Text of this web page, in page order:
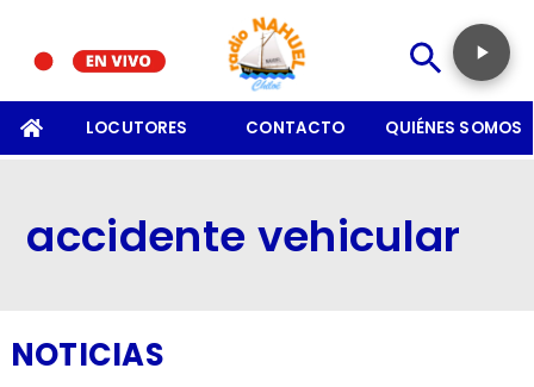
LOCUTORES CONTACTO QUIÉNES SOMOS
accidente vehicular
NOTICIAS